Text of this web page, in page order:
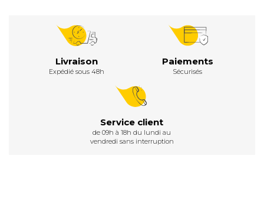
Livraison
Expédié sous 48h
Paiements
Sécurisés
Service client
de 09h à 18h du lundi au
vendredi sans interruption